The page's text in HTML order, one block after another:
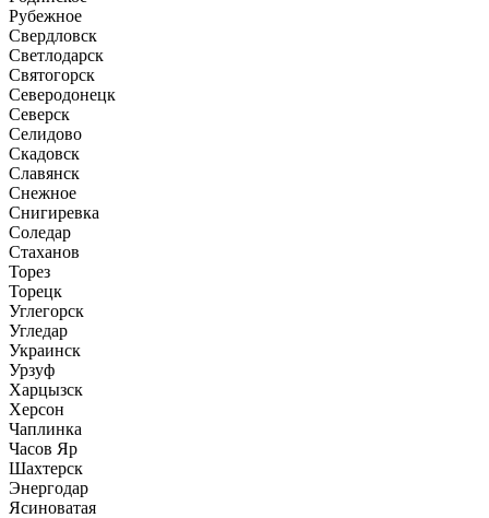
Рубежное
Свердловск
Светлодарск
Святогорск
Северодонецк
Северск
Селидово
Скадовск
Славянск
Снежное
Снигиревка
Соледар
Стаханов
Торез
Торецк
Углегорск
Угледар
Украинск
Урзуф
Харцызск
Херсон
Чаплинка
Часов Яр
Шахтерск
Энергодар
Ясиноватая